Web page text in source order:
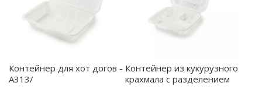
Контейнер для хот догов -
A313/
Контейнер из кукурузного
крахмала с разделением